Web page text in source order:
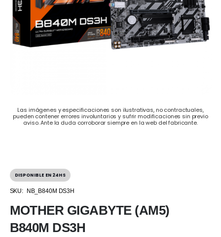
Las imágenes y especificaciones son ilustrativas, no contractuales,
pueden contener errores involuntarios y sufrir modificaciones sin previo
aviso. Ante la duda corroborar siempre en la web del fabricante.
DISPONIBLE EN 24HS
SKU: NB_B840M DS3H
MOTHER GIGABYTE (AM5)
B840M DS3H